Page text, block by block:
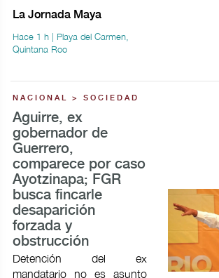
La Jornada Maya
Hace 1 h | Playa del Carmen,
Quintana Roo
NACIONAL > SOCIEDAD
Aguirre, ex
gobernador de
Guerrero,
comparece por caso
Ayotzinapa; FGR
busca fincarle
desaparición
forzada y
obstrucción
Detención del ex
mandatario no es asunto